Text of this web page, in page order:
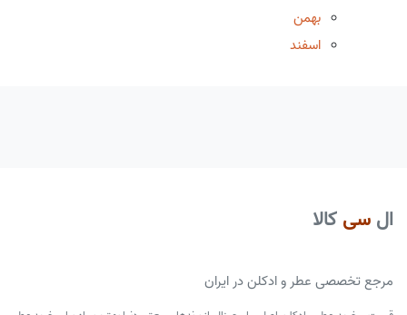
بهمن
اسفند
ال سی کالا
مرجع تخصصی عطر و ادکلن در ایران